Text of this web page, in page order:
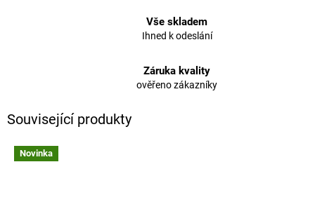
Vše skladem
Ihned k odeslání
Záruka kvality
ověřeno zákazníky
Související produkty
Novinka